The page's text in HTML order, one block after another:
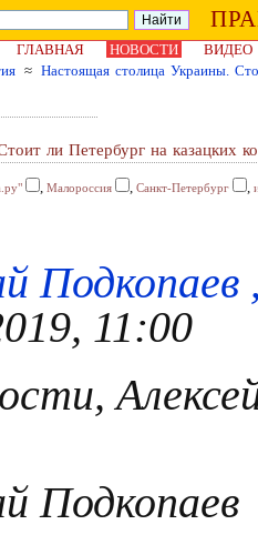
ГЛАВНАЯ НОВОСТИ
ВИДЕО
≈ Настоящая столица Украины.
ли Петербург на казацких
, Малороссия , Санкт-Петербург ,
11:00
Подкопаев